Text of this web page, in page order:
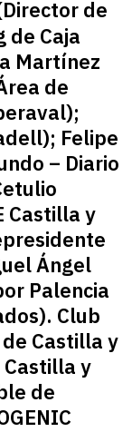
de
de Caja
Martínez
de
Felipe
– Diario
Castilla y
Ángel
Palencia
Club
Castilla y
Castilla y
de